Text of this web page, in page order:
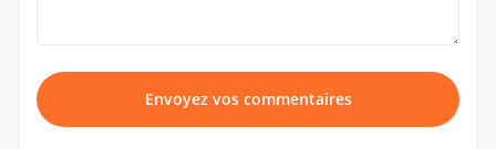
Envoyez vos commentaires